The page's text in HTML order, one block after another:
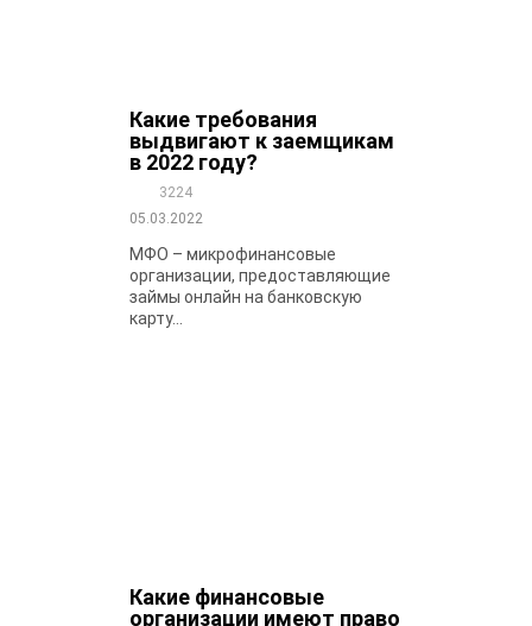
Какие требования
выдвигают к заемщикам
в 2022 году?
3224
05.03.2022
МФО – микрофинансовые
организации, предоставляющие
займы онлайн на банковскую
карту...
Какие финансовые
организации имеют право